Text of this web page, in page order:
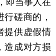
磋商的，
提供虚假情
造成对方损